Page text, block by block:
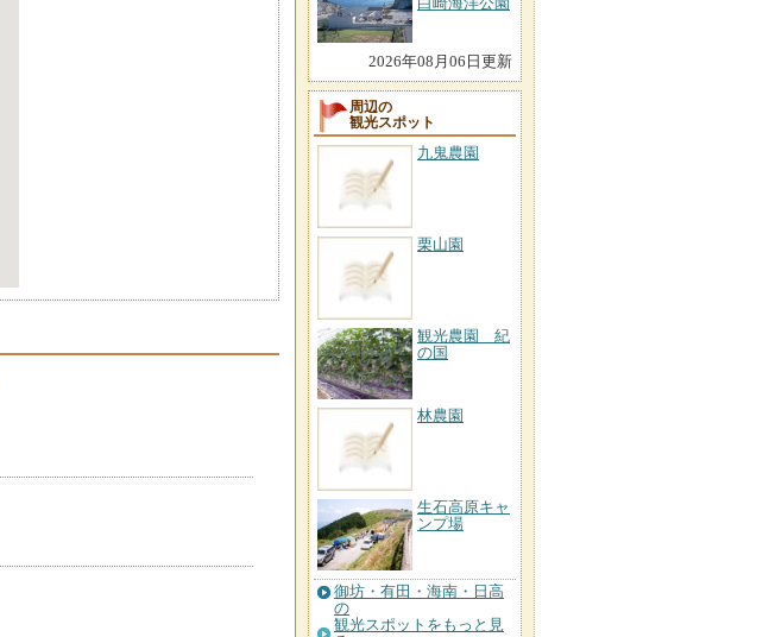
2026年08月06日更新
周辺の
観光スポット
九鬼農園
栗山園
観光農園 紀
の国
林農園
生石高原キャ
ンプ場
御坊・有田・海南・日高
の
観光スポットをもっと見